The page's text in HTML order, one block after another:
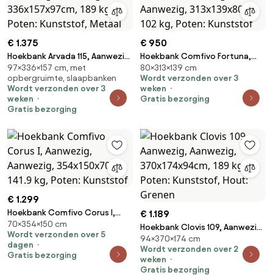
€ 1.375
Hoekbank Arvada 115, Aanwezig,
Aanwezig, 336x157x97cm, 189
kg, Poten: Kunststof, Metaal
97×336×157 cm, met
opbergruimte, slaapbanken
Wordt verzonden over 3
weken
Gratis bezorging
€ 950
Hoekbank Comfivo Fortuna,
Aanwezig, Aanwezig,
313x139x80cm, 102 kg, Poten:
Kunststof
80×313×139 cm
Wordt verzonden over 3
weken
Gratis bezorging
€ 1.299
Hoekbank Comfivo Corus I,
Aanwezig, Aanwezig,
354x150x70cm, 141.9 kg, Poten:
Kunststof
70×354×150 cm
Wordt verzonden over 5
dagen
Gratis bezorging
€ 1.189
Hoekbank Clovis 109, Aanwezig,
Aanwezig, 370x174x94cm, 189
kg, Poten: Kunststof, Hout:
Grenen
94×370×174 cm
Wordt verzonden over 2
weken
Gratis bezorging